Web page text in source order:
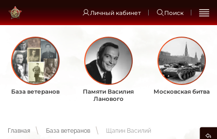
Личный кабинет Поиск
База ветеранов
Памяти Василия
Ланового
Московская битва
Главная База ветеранов Щапин Василий